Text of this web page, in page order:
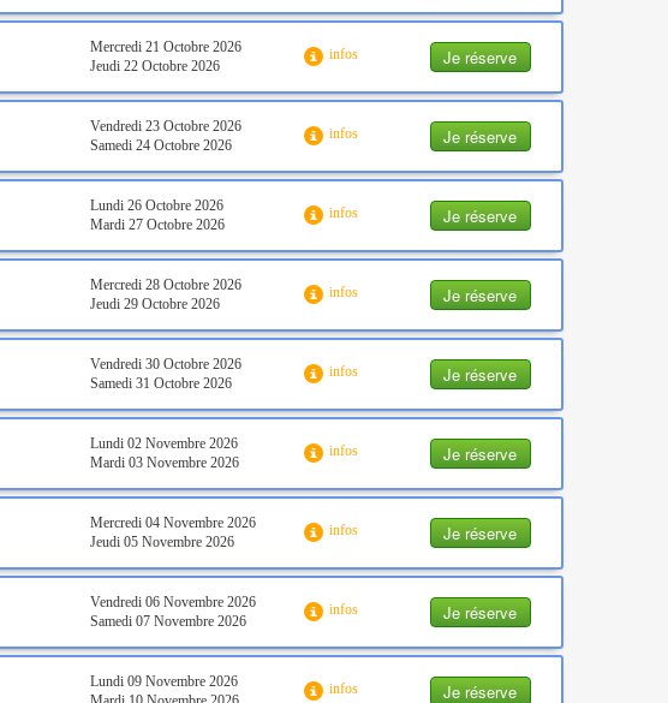
Je réserve
Mercredi 21 Octobre 2026
Jeudi 22 Octobre 2026
infos
Je réserve
Vendredi 23 Octobre 2026
Samedi 24 Octobre 2026
infos
Je réserve
Lundi 26 Octobre 2026
Mardi 27 Octobre 2026
infos
Je réserve
Mercredi 28 Octobre 2026
Jeudi 29 Octobre 2026
infos
Je réserve
Vendredi 30 Octobre 2026
Samedi 31 Octobre 2026
infos
Je réserve
Lundi 02 Novembre 2026
Mardi 03 Novembre 2026
infos
Je réserve
Mercredi 04 Novembre 2026
Jeudi 05 Novembre 2026
infos
Je réserve
Vendredi 06 Novembre 2026
Samedi 07 Novembre 2026
infos
Je réserve
Lundi 09 Novembre 2026
infos